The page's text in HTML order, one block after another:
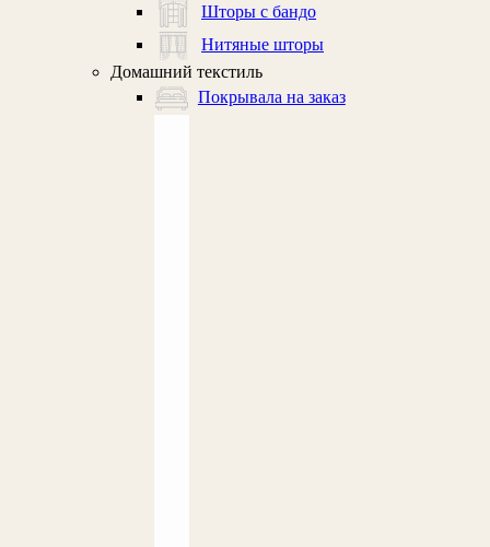
Шторы с бандо
Нитяные шторы
Домашний текстиль
Покрывала на заказ